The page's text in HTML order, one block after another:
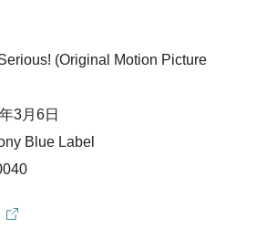
(Original Motion Picture
3月6日
Blue Label